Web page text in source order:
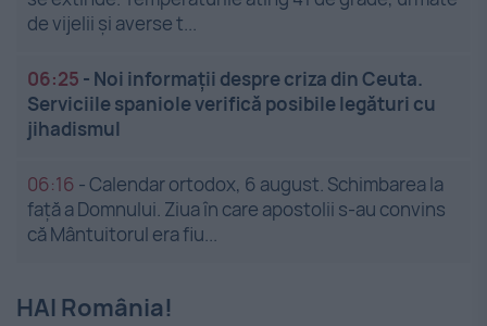
de vijelii și averse t...
06:25 - Noi informații despre criza din Ceuta.
Serviciile spaniole verifică posibile legături cu
jihadismul
06:16 -Calendar ortodox, 6 august. Schimbarea la
față a Domnului. Ziua în care apostolii s-au convins
că Mântuitorul era fiu...
HAI România!